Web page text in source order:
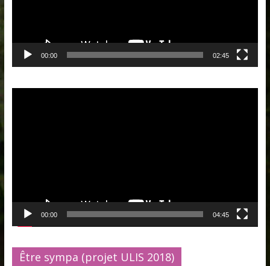
00:00 02:45
00:00 04:45
Être sympa (projet ULIS 2018)